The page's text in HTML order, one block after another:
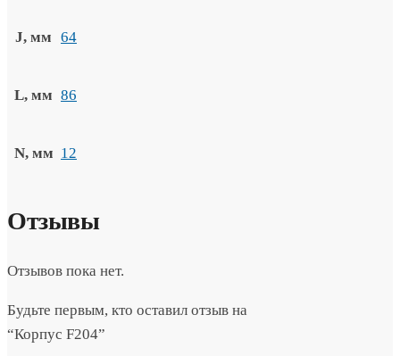
J, мм 64
L, мм 86
N, мм 12
Отзывы
Отзывов пока нет.
Будьте первым, кто оставил отзыв на
“Корпус F204”